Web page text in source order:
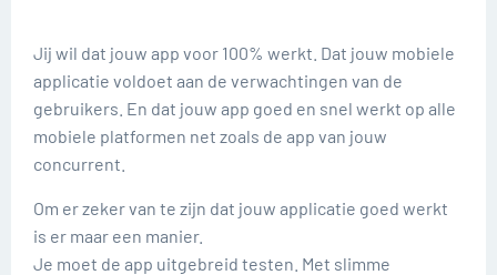
Jij wil dat jouw app voor 100% werkt. Dat jouw mobiele
applicatie voldoet aan de verwachtingen van de
gebruikers. En dat jouw app goed en snel werkt op alle
mobiele platformen net zoals de app van jouw
concurrent.
Om er zeker van te zijn dat jouw applicatie goed werkt
is er maar een manier.
Je moet de app uitgebreid testen. Met slimme